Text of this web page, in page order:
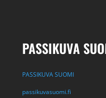
PASSIKUVA
PASSIKUVA SUOMI
passikuvasuomi.fi